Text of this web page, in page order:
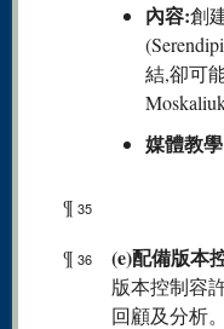
內容:創
結,卻可
媒體教
¶ 35
¶ 36 (e)配備版本
版本控制容
回顧及分析